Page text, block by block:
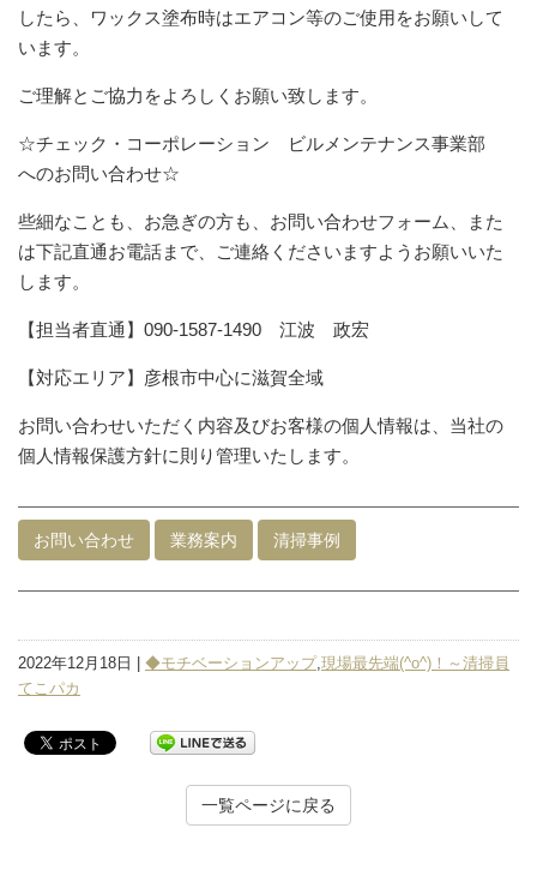
したら、ワックス塗布時はエアコン等のご使用をお願いして
います。
ご理解とご協力をよろしくお願い致します。
☆チェック・コーポレーション ビルメンテナンス事業部
へのお問い合わせ☆
些細なことも、お急ぎの方も、お問い合わせフォーム、また
は下記直通お電話まで、ご連絡くださいますようお願いいた
します。
【担当者直通】090-1587-1490 江波 政宏
【対応エリア】彦根市中心に滋賀全域
お問い合わせいただく内容及びお客様の個人情報は、当社の
個人情報保護方針に則り管理いたします。
お問い合わせ 業務案内 清掃事例
2022年12月18日 | ◆モチベーションアップ,現場最先端(^o^)！～清掃員
てこパカ
一覧ページに戻る